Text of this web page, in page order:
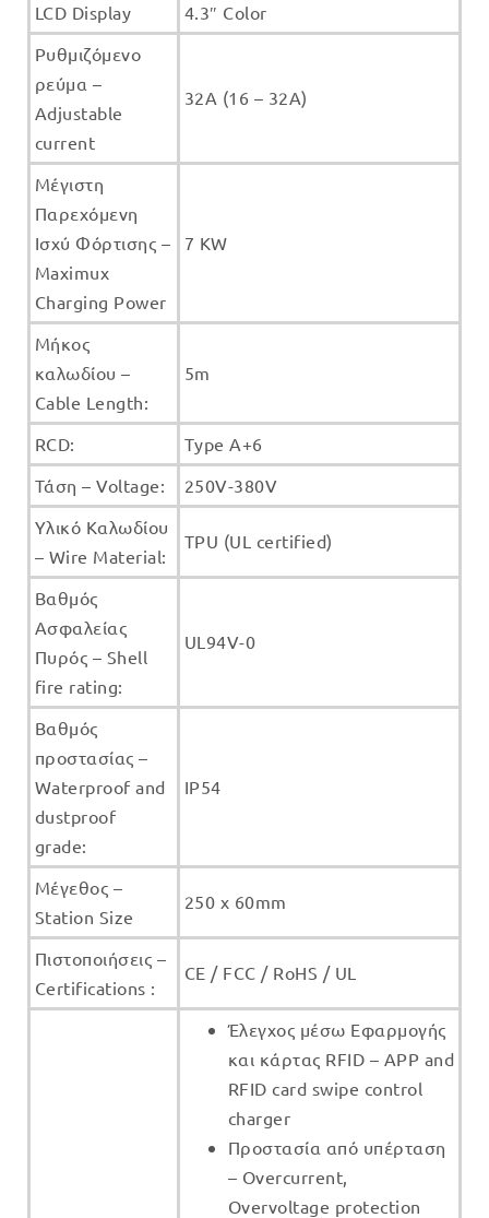
LCD Display
4.3″ Color
Ρυθμιζόμενο
ρεύμα –
Adjustable
current
32A (16 – 32A)
Μέγιστη
Παρεχόμενη
Ισχύ Φόρτισης –
Maximux
Charging Power
7 KW
Μήκος
καλωδίου –
Cable Length:
5m
RCD:
Type A+6
Τάση – Voltage:
250V-380V
Υλικό Καλωδίου
– Wire Material:
TPU (UL certified)
Βαθμός
Ασφαλείας
Πυρός – Shell
fire rating:
UL94V-0
Βαθμός
προστασίας –
Waterproof and
dustproof
grade:
IP54
Μέγεθος –
Station Size
250 x 60mm
Πιστοποιήσεις –
Certifications :
CE / FCC / RoHS / UL
Έλεγχος μέσω Εφαρμογής
και κάρτας RFID – APP and
RFID card swipe control
charger
Προστασία από υπέρταση
– Overcurrent,
Overvoltage protection